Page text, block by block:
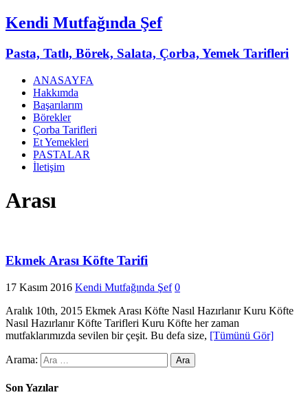
Kendi Mutfağında Şef
Pasta, Tatlı, Börek, Salata, Çorba, Yemek Tarifleri
ANASAYFA
Hakkımda
Başarılarım
Börekler
Çorba Tarifleri
Et Yemekleri
PASTALAR
İletişim
Arası
Ekmek Arası Köfte Tarifi
17 Kasım 2016 Kendi Mutfağında Şef 0
Aralık 10th, 2015 Ekmek Arası Köfte Nasıl Hazırlanır Kuru Köfte
Nasıl Hazırlanır Köfte Tarifleri Kuru Köfte her zaman
mutfaklarımızda sevilen bir çeşit. Bu defa size, [Tümünü Gör]
Arama:
Son Yazılar